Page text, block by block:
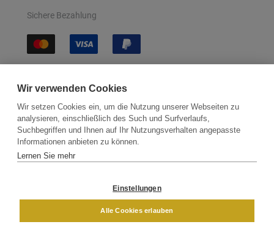
Sichere Bezahlung
Kontakt Newsletter Partner
Versand
DAMEN
Wir verwenden Cookies
Wir setzen Cookies ein, um die Nutzung unserer Webseiten zu
analysieren, einschließlich des Such und Surfverlaufs,
Suchbegriffen und Ihnen auf Ihr Nutzungsverhalten angepasste
Informationen anbieten zu können.
Lernen Sie mehr
Einstellungen
Alle Cookies erlauben